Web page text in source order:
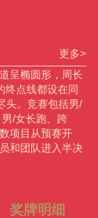
更多>
呈椭圆形，周长
终点线都设在同
头。竞赛包括男/
/女长跑、跨
项目从预赛开
和团队进入半决
奖牌明细